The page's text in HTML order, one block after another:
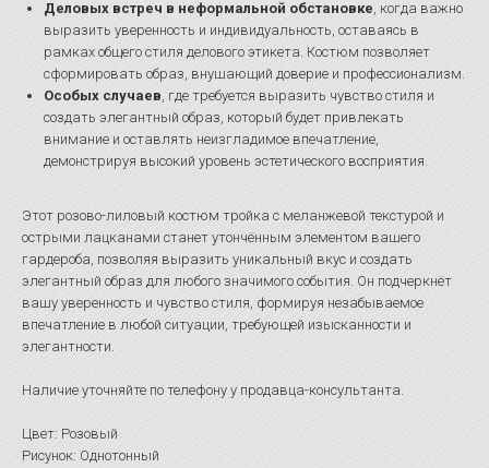
Деловых встреч в неформальной обстановке, когда важно
выразить уверенность и индивидуальность, оставаясь в
рамках общего стиля делового этикета. Костюм позволяет
сформировать образ, внушающий доверие и профессионализм.
Особых случаев, где требуется выразить чувство стиля и
создать элегантный образ, который будет привлекать
внимание и оставлять неизгладимое впечатление,
демонстрируя высокий уровень эстетического восприятия.
Этот розово-лиловый костюм тройка с меланжевой текстурой и
острыми лацканами станет утончённым элементом вашего
гардероба, позволяя выразить уникальный вкус и создать
элегантный образ для любого значимого события. Он подчеркнёт
вашу уверенность и чувство стиля, формируя незабываемое
впечатление в любой ситуации, требующей изысканности и
элегантности.
Наличие уточняйте по телефону у продавца-консультанта.
Цвет: Розовый
Рисунок: Однотонный